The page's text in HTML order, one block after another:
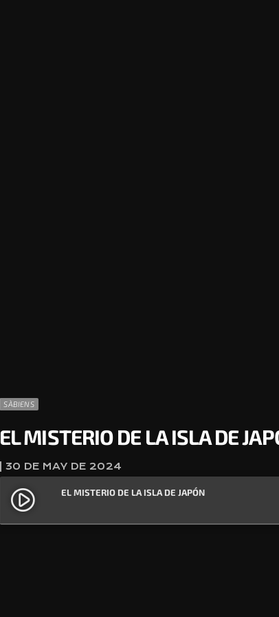
SÀBIENS
EL MISTERIO DE LA ISLA DE
| 30 DE MAY DE 2024
play_circle_filled EL MISTERIO DE LA ISLA DE JAPÓN